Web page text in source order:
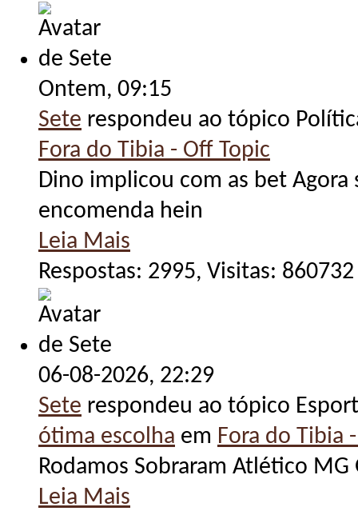
Ontem, 09:15
Sete respondeu ao tópico
Fora do Tibia - Off Topic
Dino implicou com as bet
encomenda hein
Leia Mais
Respostas: 2995, Visitas: 860732
06-08-2026, 22:29
Sete respondeu ao tópico
ótima escolha em Fora do Tibia
Rodamos Sobraram Atlético MG
Leia Mais